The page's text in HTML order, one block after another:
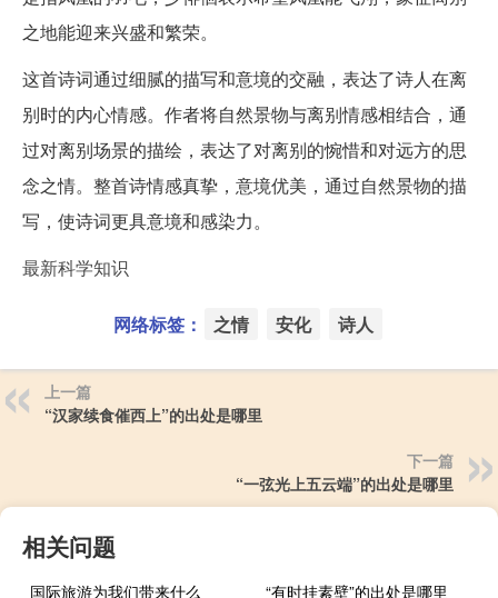
之地能迎来兴盛和繁荣。
这首诗词通过细腻的描写和意境的交融，表达了诗人在离
别时的内心情感。作者将自然景物与离别情感相结合，通
过对离别场景的描绘，表达了对离别的惋惜和对远方的思
念之情。整首诗情感真挚，意境优美，通过自然景物的描
写，使诗词更具意境和感染力。
最新科学知识
网络标签： 之情 安化 诗人
上一篇
“汉家续食催西上”的出处是哪里
下一篇
“一弦光上五云端”的出处是哪里
相关问题
国际旅游为我们带来什么
“有时挂素壁”的出处是哪里